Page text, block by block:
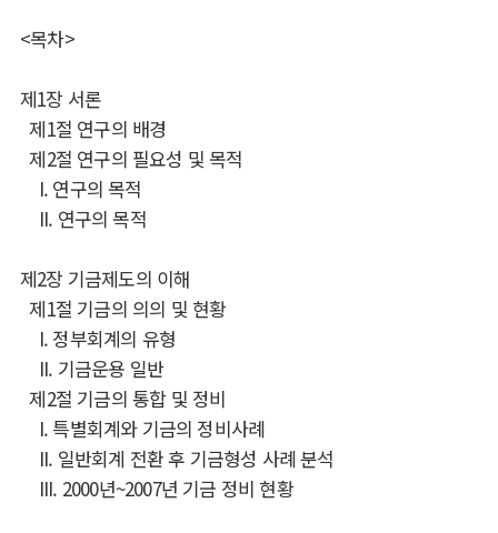
<목차>
제1장 서론
제1절 연구의 배경
제2절 연구의 필요성 및 목적
I. 연구의 목적
II. 연구의 목적
제2장 기금제도의 이해
제1절 기금의 의의 및 현황
I. 정부회계의 유형
II. 기금운용 일반
제2절 기금의 통합 및 정비
I. 특별회계와 기금의 정비사례
II. 일반회계 전환 후 기금형성 사례 분석
III. 2000년~2007년 기금 정비 현황